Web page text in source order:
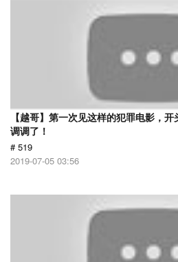
【越哥】第一次见这样的犯罪电影，
调调了！
# 519
2019-07-05 03:56